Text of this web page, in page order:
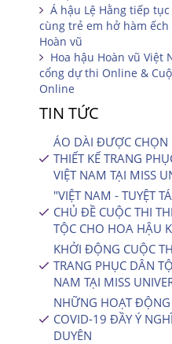
Á hậu Lệ Hằng tiếp
cùng trẻ em hở hàm
Hoàn vũ
Hoa hậu Hoàn vũ Việt
cổng dự thi Online &
Online
TIN TỨC
ÁO DÀI ĐƯỢC CHỌN
THIẾT KẾ TRANG
VIỆT NAM TẠI MISS
"VIỆT NAM - TUYỆT
CHỦ ĐỀ CUỘC THI
TỘC CHO HOA HẬU
KHỞI ĐỘNG CUỘC
TRANG PHỤC DÂN
NAM TẠI MISS
NHỮNG HOẠT
COVID-19 ĐẦY Ý
DUYÊN